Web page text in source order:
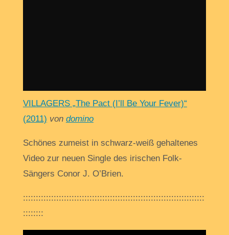
VILLAGERS „The Pact (I’ll Be Your Fever)“
(2011) von domino
Schönes zumeist in schwarz-weiß gehaltenes
Video zur neuen Single des irischen Folk-
Sängers Conor J. O’Brien.
:::::::::::::::::::::::::::::::::::::::::::::::::::::::::::::::::::::::
::::::::